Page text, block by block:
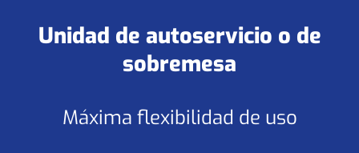
Unidad de autoservicio o de
sobremesa
Máxima flexibilidad de uso